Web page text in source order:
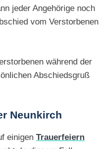
jeder Angehörige noch
vom Verstorbenen
während der
Abschiedsgruß
Neunkirch
einigenTrauerfeiern